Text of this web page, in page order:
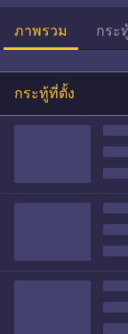
ภาพรวม กระ
กระทู้ที่ตั้ง